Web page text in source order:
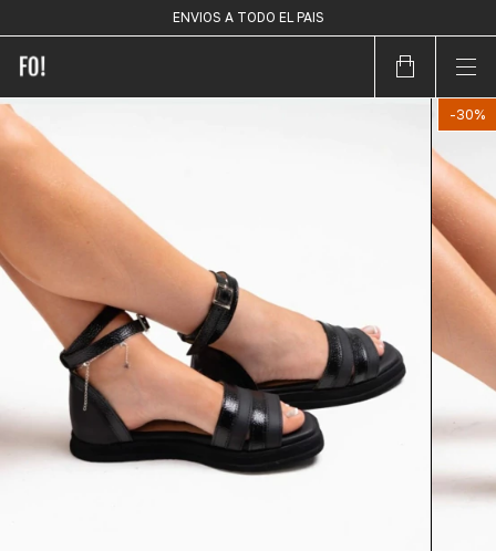
ENVIOS A TODO EL PAIS
3 CUOTAS SIN INTERÉS
-30%